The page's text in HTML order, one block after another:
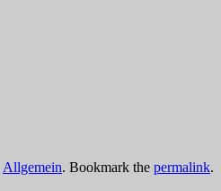
Allgemein. Bookmark the permalink.